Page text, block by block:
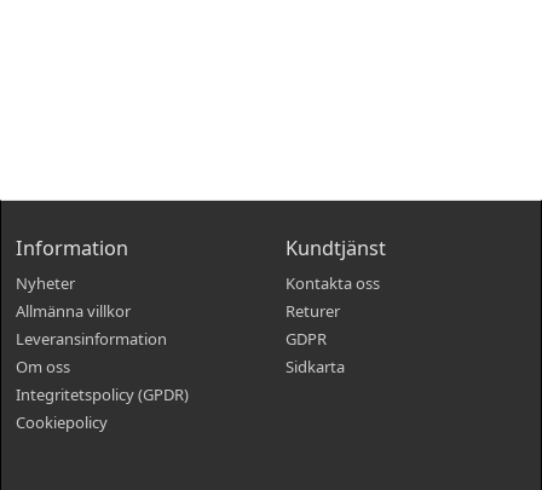
Information
Nyheter
Allmänna villkor
Leveransinformation
Om oss
Integritetspolicy (GPDR)
Cookiepolicy
Kundtjänst
Kontakta oss
Returer
GDPR
Sidkarta